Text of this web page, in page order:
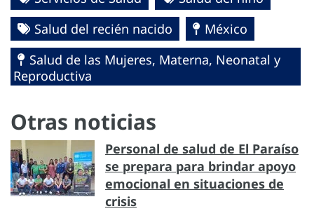
Salud del recién nacido
México
Salud de las Mujeres, Materna, Neonatal y
Reproductiva
Otras noticias
Personal de salud de El Paraíso
se prepara para brindar apoyo
emocional en situaciones de
crisis